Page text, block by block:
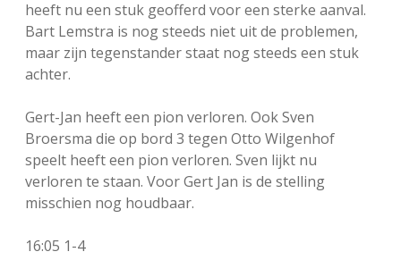
heeft nu een stuk geofferd voor een sterke aanval.
Bart Lemstra is nog steeds niet uit de problemen,
maar zijn tegenstander staat nog steeds een stuk
achter.
Gert-Jan heeft een pion verloren. Ook Sven
Broersma die op bord 3 tegen Otto Wilgenhof
speelt heeft een pion verloren. Sven lijkt nu
verloren te staan. Voor Gert Jan is de stelling
misschien nog houdbaar.
16:05 1-4